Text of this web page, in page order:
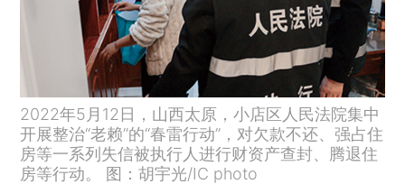
2022年5月12日，山西太原，小店区人民法院集中
开展整治“老赖”的“春雷行动”，对欠款不还、强占住
房等一系列失信被执行人进行财资产查封、腾退住
房等行动。 图：胡宇光/IC photo